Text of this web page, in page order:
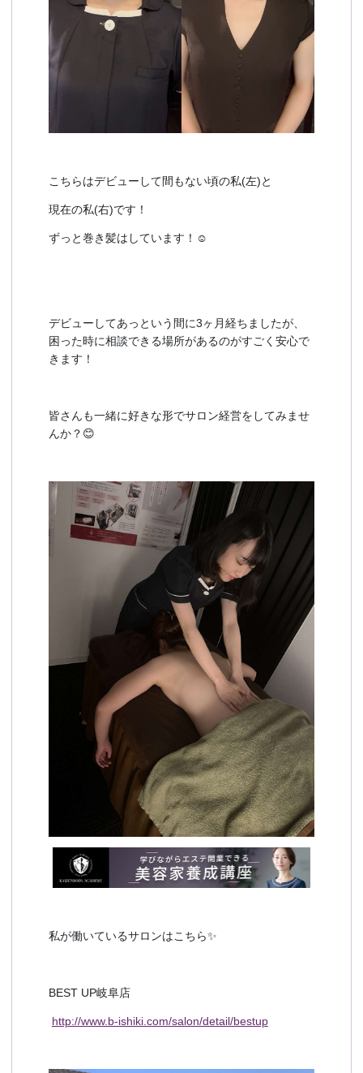
こちらはデビューして間もない頃の私(左)と
現在の私(右)です！
ずっと巻き髪はしています！☺
デビューしてあっという間に3ヶ月経ちましたが、
困った時に相談できる場所があるのがすごく安心で
きます！
皆さんも一緒に好きな形でサロン経営をしてみませ
んか？😊
私が働いているサロンはこちら✨
BEST UP岐阜店
http://www.b-ishiki.com/salon/detail/bestup